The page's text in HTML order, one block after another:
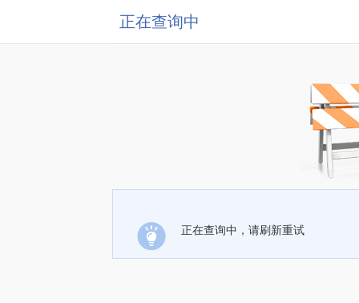
正在查询中
正在查询中，请刷新重试